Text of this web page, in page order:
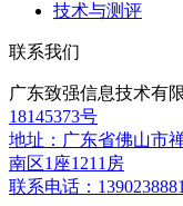
技术与测评
联系我们
广东致强信息技术有
18145373号
地址：广东省佛山市
南区1座1211房
联系电话：